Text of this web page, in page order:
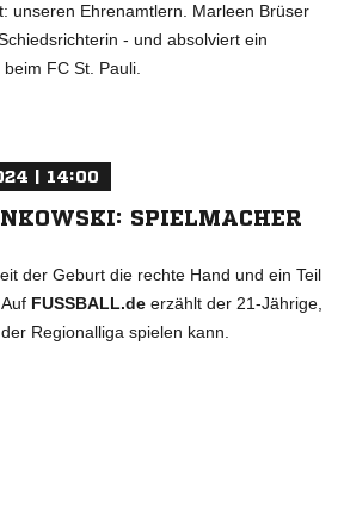
unseren Ehrenamtlern. Marleen Brüser
- und absolviert ein
FC St. Pauli.
| 14:00
SPIELMACHER
der Geburt die rechte Hand und ein Teil
FUSSBALL.de erzählt der 21-Jährige,
Regionalliga spielen kann.